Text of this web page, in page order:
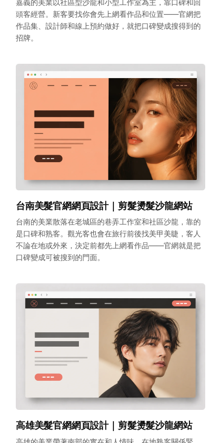
嘉義的美業以社區型沙龍和小型工作室為主，靠口碑和回
頭客經營。新客要找你會先上網看作品和位置——官網把
作品集、設計師和線上預約做好，就把口碑變成搜得到的
招牌。
台南美髮官網網頁設計｜剪髮燙髮沙龍網站
台南的美業散落在老城區的巷弄工作室和社區沙龍，靠的
是口碑和熟客。觀光客也會在旅行前後找美甲美睫，客人
不論在地或外來，決定前都先上網看作品——官網就是把
口碑變成可被搜到的門面。
高雄美髮官網網頁設計｜剪髮燙髮沙龍網站